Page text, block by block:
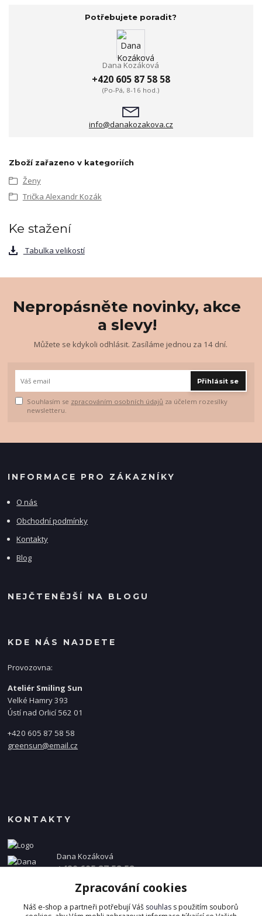
Potřebujete poradit?
Dana Kozáková
+420 605 87 58 58
(Po-Pá, 8-16 hod.)
info@danakozakova.cz
Zboží zařazeno v kategoriích
Ženy
Trička Alexandr Kozák
Ke stažení
Tabulka velikostí
Nepropásněte novinky, akce
a slevy!
Můžete se kdykoli odhlásit. Zasíláme jednou za 14 dní.
Přihlásit se
Souhlasím se zpracováním osobních údajů za účelem rozesílky
newsletteru.
INFORMACE PRO ZÁKAZNÍKY
O nás
Obchodní podmínky
Kontakty
Blog
NEJČTENĚJŠÍ NA BLOGU
KDE NÁS NAJDETE
Provozovna:
Ateliér Smiling Sun
Velké Hamry 393
Ústí nad Orlicí 562 01
+420 605 87 58 58
greensun@email.cz
KONTAKTY
Dana Kozáková
+420 605 87 58 58
info@danakozakova.cz
Zpracování cookies
Náš e-shop a partneři potřebují Váš souhlas s použitím souborů